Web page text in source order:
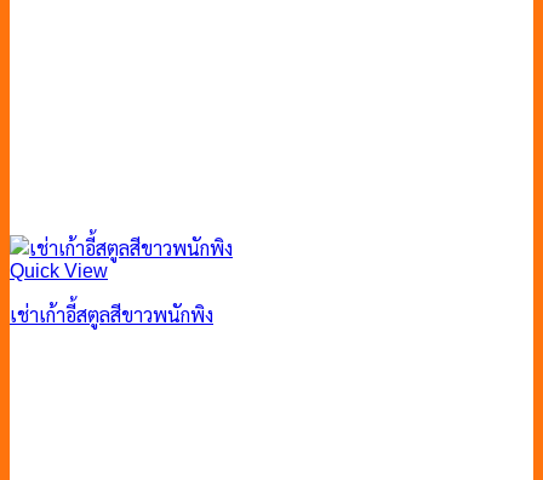
Quick View
เช่าเก้าอี้สตูลสีขาวพนักพิง